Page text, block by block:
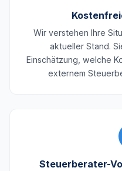
Wir verstehen Ihre
aktueller Stand.
Einschätzung, welche
externem
Steuerberater-